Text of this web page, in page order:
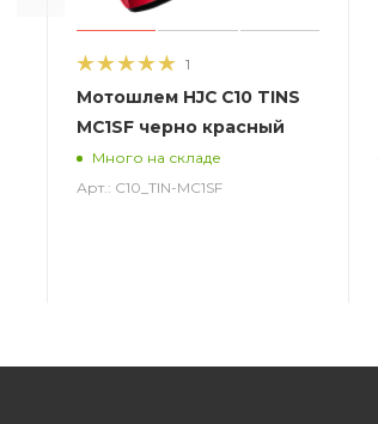
1
Мотошлем HJC C10 TINS
MC1SF черно красный
Много на складе
Арт.: C10_TIN-MC1SF